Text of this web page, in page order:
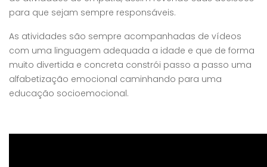
para que sejam sempre responsáveis.
As atividades são sempre acompanhadas de vídeos
com uma linguagem adequada a idade e que de forma
muito divertida e concreta constrói passo a passo uma
alfabetização emocional caminhando para uma
educação socioemocional.